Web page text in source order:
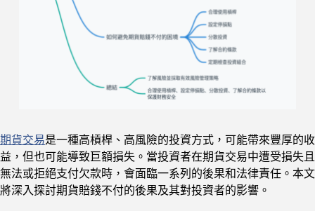
期貨交易是一種高槓桿、高風險的投資方式，可能帶來豐厚的收
益，但也可能導致巨額損失。當投資者在期貨交易中遭受損失且
無法或拒絕支付欠款時，會面臨一系列的後果和法律責任。本文
將深入探討期貨賠錢不付的後果及其對投資者的影響。